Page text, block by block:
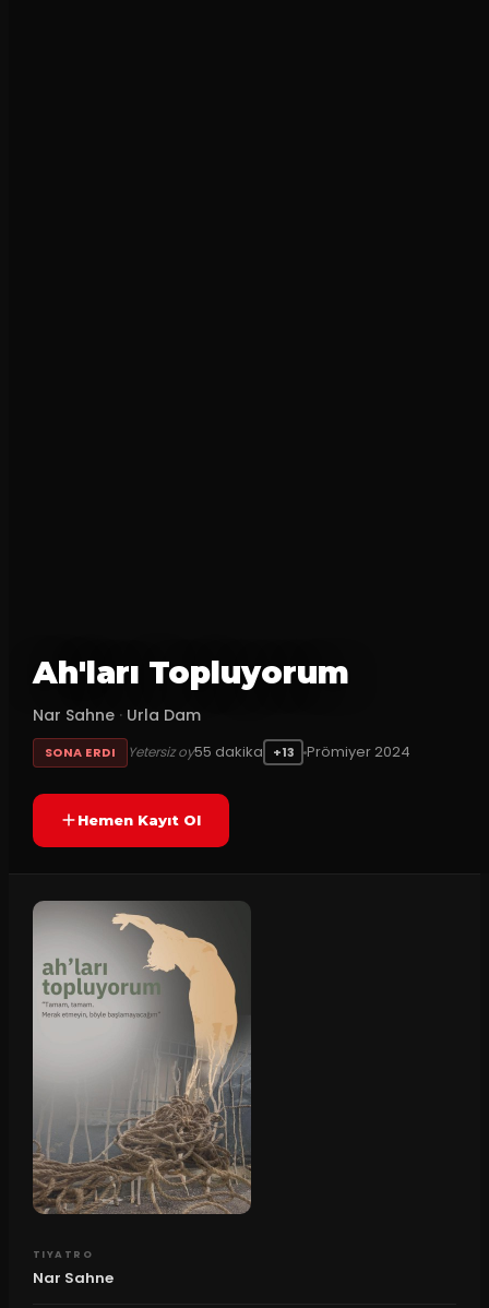
Ah'ları Topluyorum
Nar Sahne · Urla Dam
SONA ERDI Yetersiz oy55 dakika +13 Prömiyer 2024
Hemen Kayıt Ol
TIYATRO
Nar Sahne